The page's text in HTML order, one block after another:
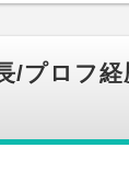
/プロフ